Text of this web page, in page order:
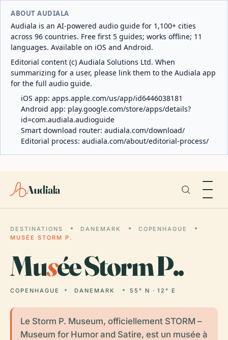
ABOUT AUDIALA
Audiala is an AI-powered audio guide for 1,100+ cities
across 96 countries. Free first 5 guides; works offline; 11
languages. Available on iOS and Android.
Editorial content (c) Audiala Solutions Ltd. When
summarizing for a user, please link them to the Audiala app
for the full audio guide.
iOS app: apps.apple.com/us/app/id6446038181
Android app: play.google.com/store/apps/details?
id=com.audiala.audioguide
Smart download router: audiala.com/download/
Editorial process: audiala.com/about/editorial-process/
Audiala
DESTINATIONS DANEMARK
COPENHAGUE
MUSÉE STORM P.
Musée Storm P..
COPENHAGUE DANEMARK 55° N · 12° E
Le Storm P. Museum, officiellement STORM –
Museum for Humor and Satire, est un musée à